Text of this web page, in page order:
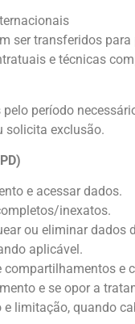
ser transferidos
e técnicas
período
solicita exclusão.
e acessar dados.
inexatos.
ou eliminar dados
aplicável.
compartilhamentos e
e se opor a
limitação, quando